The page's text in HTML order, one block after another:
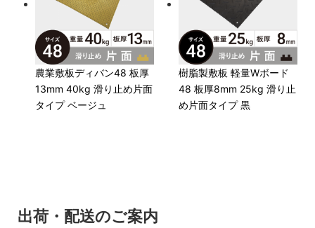
農業敷板ディバン48 板厚
13mm 40kg 滑り止め片面
タイプ ベージュ
樹脂製敷板 軽量Wボード
48 板厚8mm 25kg 滑り止
め片面タイプ 黒
出荷・配送のご案内